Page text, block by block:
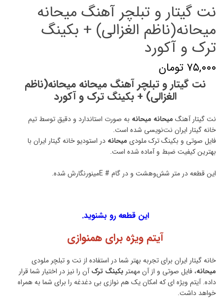
نت گیتار و تبلچر آهنگ میحانه
میحانه(ناظم الغزالی) + بکینگ
ترک و آکورد
۷۵,۰۰۰ تومان
نت گیتار و تبلچر آهنگ میحانه میحانه(ناظم
الغزالی) + بکینگ ترک و آکورد
نت گیتار آهنگ میحانه میحانه به صورت استاندارد و دقیق توسط تیم
خانه گیتار ایران نت‌نویسی شده است.
فایل صوتی و بکینگ ترک ملودی میحانه در استودیو خانه گیتار ایران با
بهترین کیفیت ضبط و آماده شده است.
این قطعه در متر شش‌وهشت و در گام # Eمینورنگارش شده.
این قطعه رو بشنوید.
آیتم ویژه برای همنوازی
خانه گیتار ایران برای تجربه بهتر شما در استفاده از نت و تبلچر ملودی
میحانه، فایل صوتی و از آن مهمتر بکینگ ترکآن را نیز در اختیار شما قرار
داده. آیتم ویژه ای که امکان یک هم نوازی بی دغدغه را برای شما به همراه
خواهد داشت.